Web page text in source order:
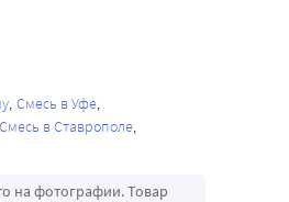
Смесь в Уфе
Смесь в Ставрополе
на фотографии. Товар